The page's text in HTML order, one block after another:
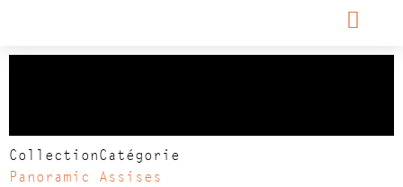
Collection
Panoramic
Catégorie
Assises